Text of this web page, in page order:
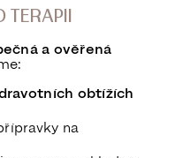
TERAPII
a ověřená
obtížích
na